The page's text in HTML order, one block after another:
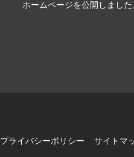
ホームページを公開しました
プライバシーポリシー サイトマ